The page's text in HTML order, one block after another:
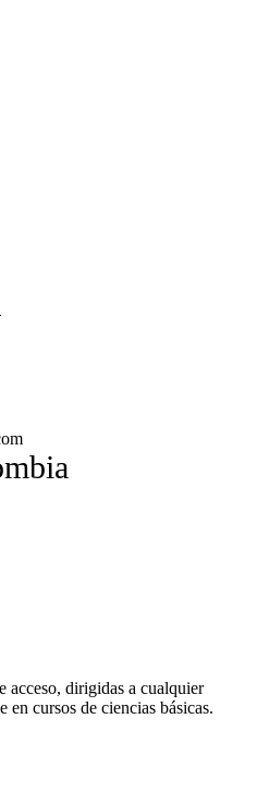
acceso, dirigidas a cualquier
en cursos de ciencias básicas.